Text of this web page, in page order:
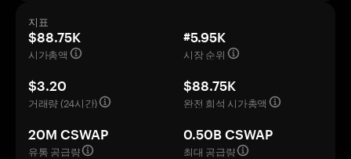
지표
$88.75K
시가총액
#5.95K
시장 순위
$3.20
거래량 (24시간)
$88.75K
완전 희석 시가총액
20M CSWAP
유통 공급량
0.50B CSWAP
최대 공급량